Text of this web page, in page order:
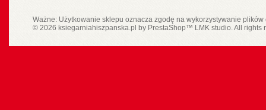
Ważne: Użytkowanie sklepu oznacza zgodę na wykorzystywanie
© 2026 ksiegarniahiszpanska.pl by PrestaShop™ LMK studio. All rights